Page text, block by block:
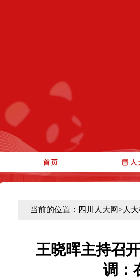
当前的位置： 四川人大网>人
王晓晖主持召
调：